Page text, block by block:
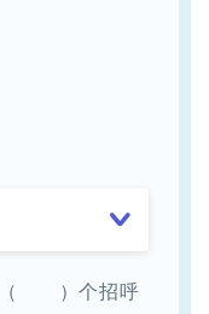
（ ）个招呼